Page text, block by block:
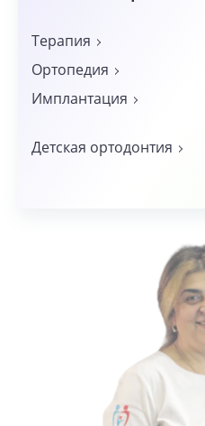
Терапия
Ортопедия
Имплантация
Детская ортодонтия